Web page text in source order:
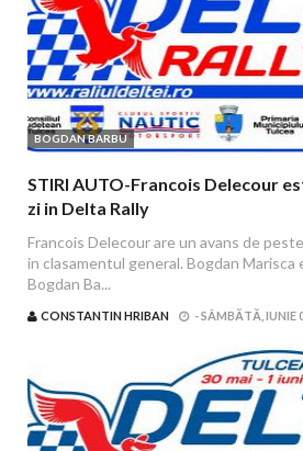
BOGDAN BARBU
STIRI AUTO-Francois Delecour
zi in Delta Rally
Francois Delecour are un avans de
in clasamentul general. Bogdan Marisca
Bogdan Ba...
CONSTANTIN HRIBAN -SÂMBĂTĂ, IUNIE